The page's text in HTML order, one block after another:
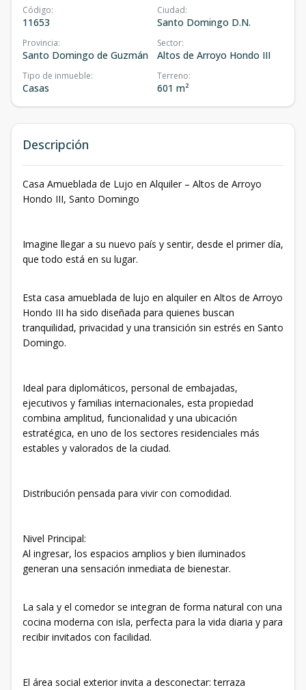
Código:
11653
Ciudad:
Santo Domingo D.N.
Provincia:
Santo Domingo de Guzmán
Sector:
Altos de Arroyo Hondo III
Tipo de inmueble:
Casas
Terreno:
601 m²
Descripción
Casa Amueblada de Lujo en Alquiler – Altos de Arroyo
Hondo III, Santo Domingo
Imagine llegar a su nuevo país y sentir, desde el primer día,
que todo está en su lugar.
Esta casa amueblada de lujo en alquiler en Altos de Arroyo
Hondo III ha sido diseñada para quienes buscan
tranquilidad, privacidad y una transición sin estrés en Santo
Domingo.
Ideal para diplomáticos, personal de embajadas,
ejecutivos y familias internacionales, esta propiedad
combina amplitud, funcionalidad y una ubicación
estratégica, en uno de los sectores residenciales más
estables y valorados de la ciudad.
Distribución pensada para vivir con comodidad.
Nivel Principal:
Al ingresar, los espacios amplios y bien iluminados
generan una sensación inmediata de bienestar.
La sala y el comedor se integran de forma natural con una
cocina moderna con isla, perfecta para la vida diaria y para
recibir invitados con facilidad.
El área social exterior invita a desconectar: terraza